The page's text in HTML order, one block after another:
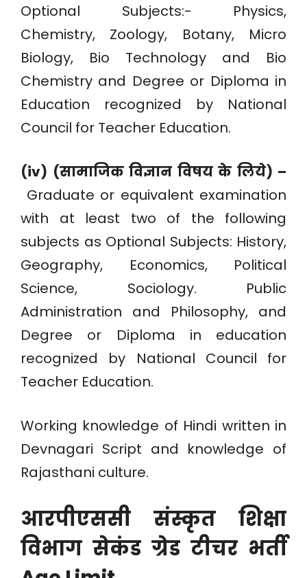
Optional Subjects:- Physics,
Chemistry, Zoology, Botany, Micro
Biology, Bio Technology and Bio
Chemistry and Degree or Diploma in
Education recognized by National
Council for Teacher Education.
(iv) (सामाजिक विज्ञान विषय के लिये) –
Graduate or equivalent examination
with at least two of the following
subjects as Optional Subjects: History,
Geography, Economics, Political
Science, Sociology. Public
Administration and Philosophy, and
Degree or Diploma in education
recognized by National Council for
Teacher Education.
Working knowledge of Hindi written in
Devnagari Script and knowledge of
Rajasthani culture.
आरपीएससी संस्कृत शिक्षा
विभाग सेकंड ग्रेड टीचर भर्ती